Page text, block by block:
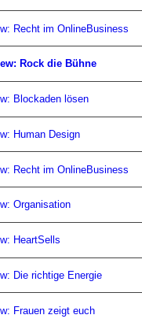
Recht im OnlineBusiness
Rock die Bühne
Blockaden lösen
Human Design
Recht im OnlineBusiness
Organisation
HeartSells
Die richtige Energie
Frauen zeigt euch